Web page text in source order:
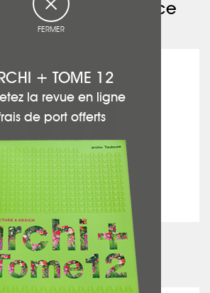
ayant participé à ce
voir la fiche
Béton ciré - Chaux
FERMER
+ TOME 12
la revue en ligne
de port offerts